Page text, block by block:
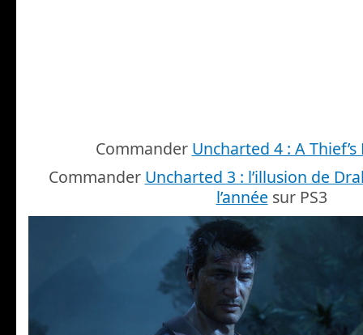
Commander Uncharted 4 : A Thief’s
Commander Uncharted 3 : l’illusion de
l’année sur PS3